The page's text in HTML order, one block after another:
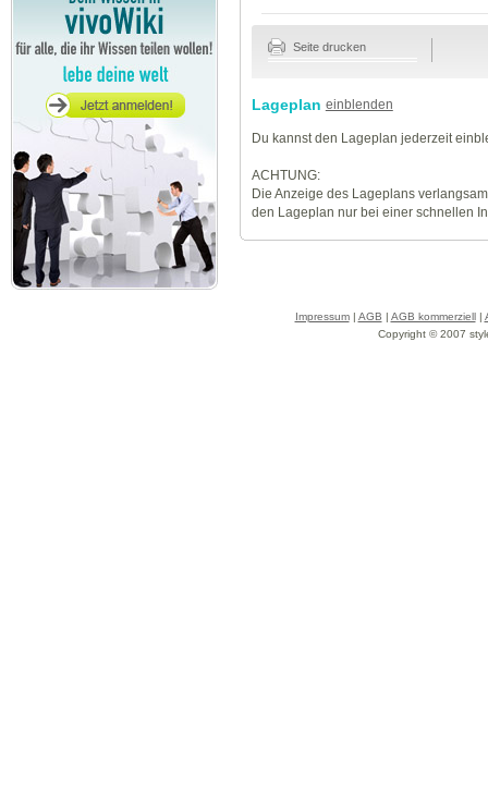
Seite drucken
Lageplan einblenden
Du kannst den Lageplan jederzeit
ACHTUNG:
Die Anzeige des Lageplans
den Lageplan nur bei einer schnellen
Impressum| AGB | AGB kommerziell|
Copyright © 2007